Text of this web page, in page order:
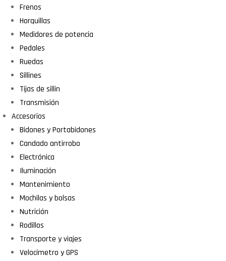
Frenos
Horquillas
Medidores de potencia
Pedales
Ruedas
Sillines
Tijas de sillin
Transmisión
Accesorios
Bidones y Portabidones
Candado antirrobo
Electrónica
Iluminación
Mantenimiento
Mochilas y bolsas
Nutrición
Rodillos
Transporte y viajes
Velocímetro y GPS